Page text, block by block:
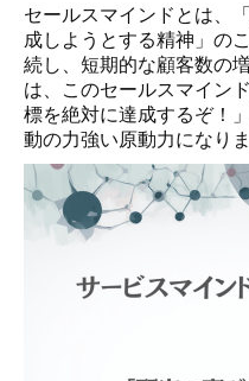
セールスマインドとは、
成しようとする精神」の
続し、短期的な顧客数の
は、このセールスマイン
標を絶対に達成するぞ！
動の力強い原動力になりま